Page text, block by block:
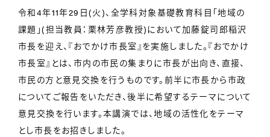
令和4年11年29日(火)、全学科対象基礎教育科目「地域の
課題」(担当教員：栗林芳彦教授)において加藤錠司郎稲沢
市長を迎え、『おでかけ市長室』を実施しました。『おでかけ
市長室』とは、市内の市民の集まりに市長が出向き、直接、
市民の方と意見交換を行うものです。前半に市長から市政
についてご報告をいただき、後半に希望するテーマについて
意見交換を行います。本講演では、地域の活性化をテーマ
とし市長をお招きしました。